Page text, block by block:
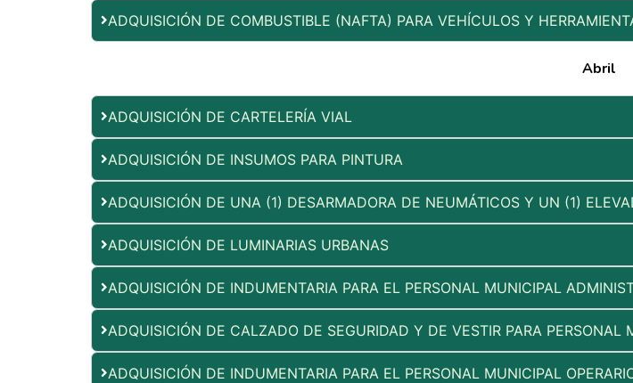
ADQUISICIÓN DE COMBUSTIBLE (NAFTA) PARA VEHÍCULOS Y
Abril
ADQUISICIÓN DE CARTELERÍA VIAL
ADQUISICIÓN DE INSUMOS PARA PINTURA
ADQUISICIÓN DE UNA (1) DESARMADORA DE NEUMÁTICOS Y UN (1)
ADQUISICIÓN DE LUMINARIAS URBANAS
ADQUISICIÓN DE INDUMENTARIA PARA EL PERSONAL MUNICIPAL
ADQUISICIÓN DE CALZADO DE SEGURIDAD Y DE VESTIR PARA PERSONAL
ADQUISICIÓN DE INDUMENTARIA PARA EL PERSONAL MUNICIPAL